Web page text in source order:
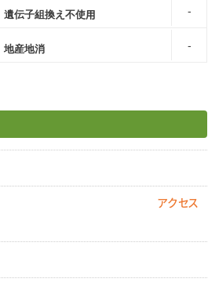
遺伝子組換え不使用 -
地産地消 -
アクセス